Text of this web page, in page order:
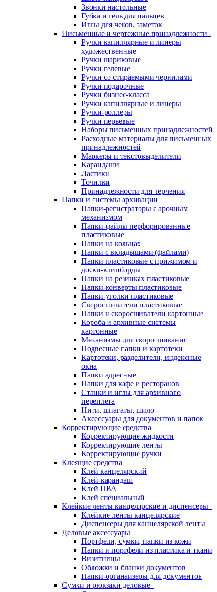
Звонки настольные
Губка и гель для пальцев
Иглы для чеков, заметок
Письменные и чертежные принадлежности
Ручки капиллярные и линеры
художественные
Ручки шариковые
Ручки гелевые
Ручки со стираемыми чернилами
Ручки подарочные
Ручки бизнес-класса
Ручки капиллярные и линеры
Ручки-роллеры
Ручки перьевые
Наборы письменных принадлежностей
Расходные материалы для письменных
принадлежностей
Маркеры и текстовыделители
Карандаши
Ластики
Точилки
Принадлежности для черчения
Папки и системы архивации
Папки-регистраторы с арочным
механизмом
Папки-файлы перфорированные
пластиковые
Папки на кольцах
Папки с вкладышами (файлами)
Папки пластиковые с прижимом и
доски-клипборды
Папки на резинках пластиковые
Папки-конверты пластиковые
Папки-уголки пластиковые
Скоросшиватели пластиковые
Папки и скоросшиватели картонные
Короба и архивные системы
картонные
Механизмы для скоросшивания
Подвесные папки и картотеки
Картотеки, разделители, индексные
окна
Папки адресные
Папки для кафе и ресторанов
Станки и иглы для архивного
переплета
Нити, шпагаты, шило
Аксессуары для документов и папок
Корректирующие средства
Корректирующие жидкости
Корректирующие ленты
Корректирующие ручки
Клеящие средства
Клей канцелярский
Клей-карандаш
Клей ПВА
Клей специальный
Клейкие ленты канцелярские и диспенсеры
Клейкие ленты канцелярские
Диспенсеры для канцелярской ленты
Деловые аксессуары
Портфели, сумки, папки из кожи
Папки и портфели из пластика и ткани
Визитницы
Обложки и бланки документов
Папки-органайзеры для документов
Сумки и рюкзаки деловые